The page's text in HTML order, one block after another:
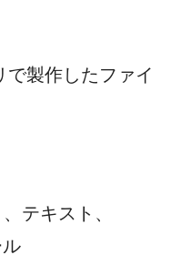
で製作したファイ
テキスト、